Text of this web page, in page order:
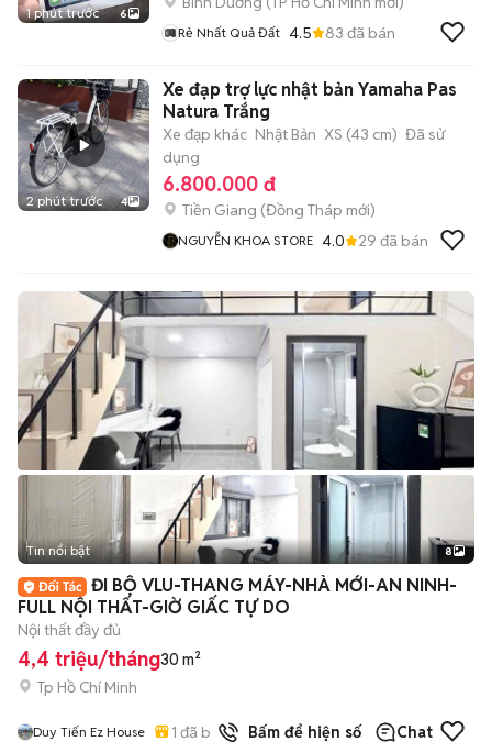
1 phút trước 6
Rẻ Nhất Quả Đất 4.5 83 đã bán
2 phút trước 4
Xe đạp trợ lực nhật bản Yamaha Pas
Natura Trắng
Xe đạp khác Nhật Bản XS (43 cm) Đã sử
dụng
6.800.000 đ
Tiền Giang (Đồng Tháp mới)
NGUYỄN KHOA STORE 4.0 29 đã bán
+2
Tin nổi bật 8
ĐI BỘ VLU-THANG MÁY-NHÀ MỚI-AN NINH-
FULL NỘI THẤT-GIỜ GIẤC TỰ DO
Nội thất đầy đủ
4,4 triệu/tháng30 m²
Tp Hồ Chí Minh
Duy Tiến Ez House 1 đã bán Bấm để hiện số Chat